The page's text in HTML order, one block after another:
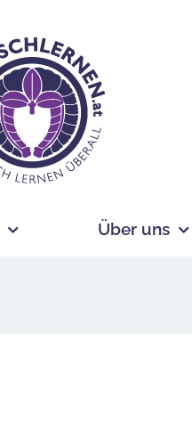
Über uns